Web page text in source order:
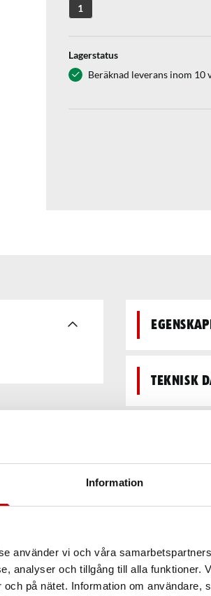
Information
använder vi och våra
analyser och tillgång till alla funktioner.
på nätet. Information om användare,
1
Lagerstatus
Beräknad leverans inom 10
Teknisk